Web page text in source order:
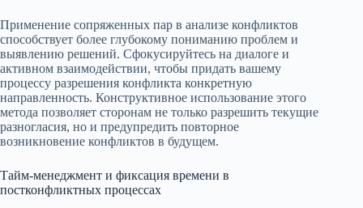
Применение сопряженных пар в анализе конфликтов
способствует более глубокому пониманию проблем и
выявлению решений. Сфокусируйтесь на диалоге и
активном взаимодействии, чтобы придать вашему
процессу разрешения конфликта конкретную
направленность. Конструктивное использование этого
метода позволяет сторонам не только разрешить текущие
разногласия, но и предупредить повторное
возникновение конфликтов в будущем.
Тайм-менеджмент и фиксация времени в
постконфликтных процессах